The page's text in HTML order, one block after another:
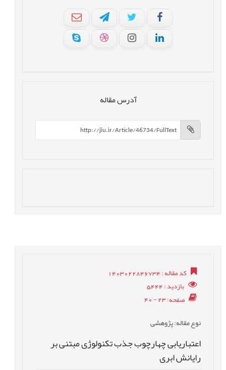
آدرس مقاله
کد مقاله: 1403022846734
بازدید: 5444
صفحه: 23 - 40
نوع مقاله: پژوهشی
اعتباریابی چهارچوب جذب تکنولوژی مبتنی بر
رایانش ابری